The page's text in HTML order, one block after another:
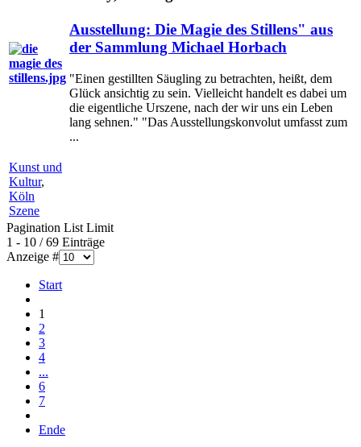
Ausstellung: Die Magie des Stillens" aus
der Sammlung Michael Horbach
"Einen gestillten Säugling zu betrachten, heißt, dem
Glück ansichtig zu sein. Vielleicht handelt es dabei um
die eigentliche Urszene, nach der wir uns ein Leben
lang sehnen." "Das Ausstellungskonvolut umfasst zum
...
Kunst und
Kultur,
Köln
Szene
Pagination List Limit
1 - 10 / 69 Einträge
Anzeige #
Start
1
2
3
4
...
6
7
Ende